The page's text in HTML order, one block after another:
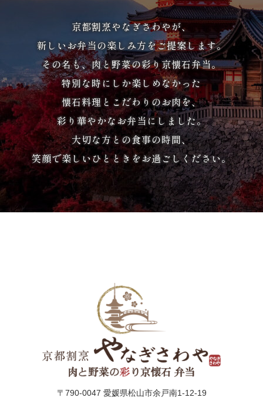
け
《揚
物・
唐
揚
京都割烹やなぎさわやが、
新しいお弁当の楽しみ方をご提案します。
その名も、肉と野菜の彩り京懐石弁当。
特別な時にしか楽しめなかった
懐石料理とこだわりのお肉を、
彩り華やかなお弁当にしました。
大切な方との食事の時間、
笑顔で楽しいひとときをお過ごしください。
〒790-0047 愛媛県松山市余戸南1-12-19